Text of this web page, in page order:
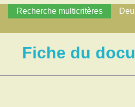
Recherche multicritères
Fiche du